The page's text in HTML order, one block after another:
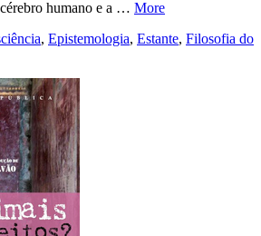
humano e a … More
, Epistemologia, Estante, Filosofia do